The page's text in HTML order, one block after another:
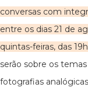
conversas com
entre os dias 21 de
quintas-feiras, das
serão sobre os
fotografias